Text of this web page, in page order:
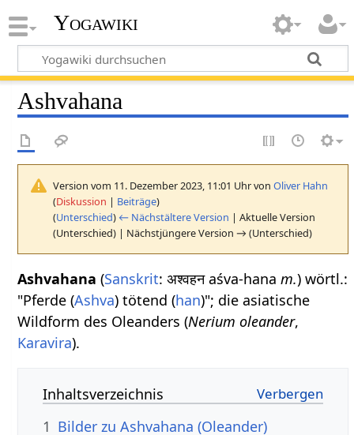
Yogawiki
Ashvahana
Version vom 11. Dezember 2023, 11:01 Uhr vonOliver Hahn
(Diskussion | Beiträge)
(Unterschied) ← Nächstältere Version | Aktuelle Version
(Unterschied) | Nächstjüngere Version → (Unterschied)
Ashvahana (Sanskrit: अश्वहन aśva-hanam.) wörtl.:
"Pferde (Ashva) tötend (han)"; die asiatische
Wildform des Oleanders (Nerium oleander,
Karavira).
Inhaltsverzeichnis
1 Bilder zu Ashvahana (Oleander)